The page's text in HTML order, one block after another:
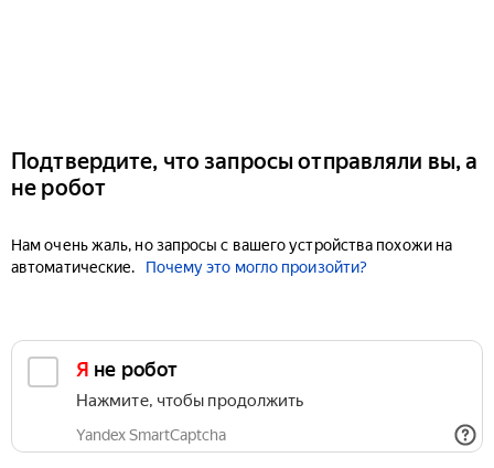
Подтвердите, что запросы отправляли вы, а
не робот
Нам очень жаль, но запросы с вашего устройства похожи на
автоматические.
Почему это могло произойти?
Я не робот
Нажмите, чтобы продолжить
Yandex SmartCaptcha